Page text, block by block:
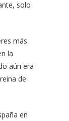
solo
más
la
aún era
de
en